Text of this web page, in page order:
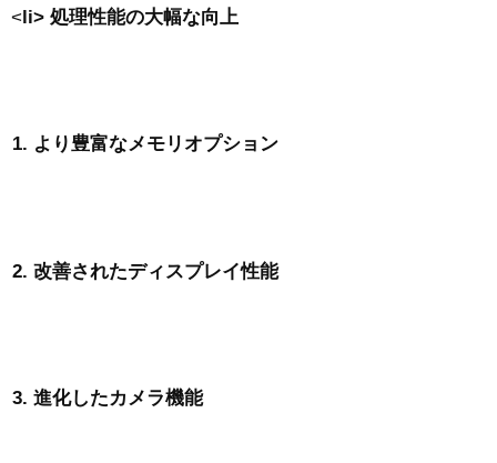
<li> 処理性能の大幅な向上
より豊富なメモリオプション
改善されたディスプレイ性能
進化したカメラ機能